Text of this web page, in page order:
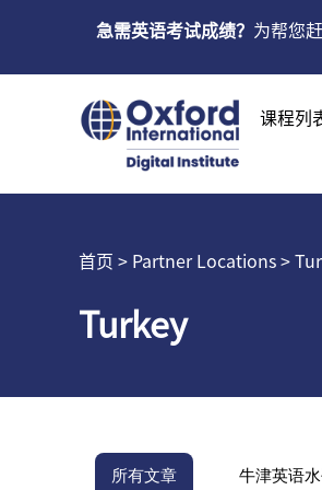
急需英语考试成绩？ 为帮您
课程列
首页 > Partner Locations >
Turkey
所有文章 牛津英语